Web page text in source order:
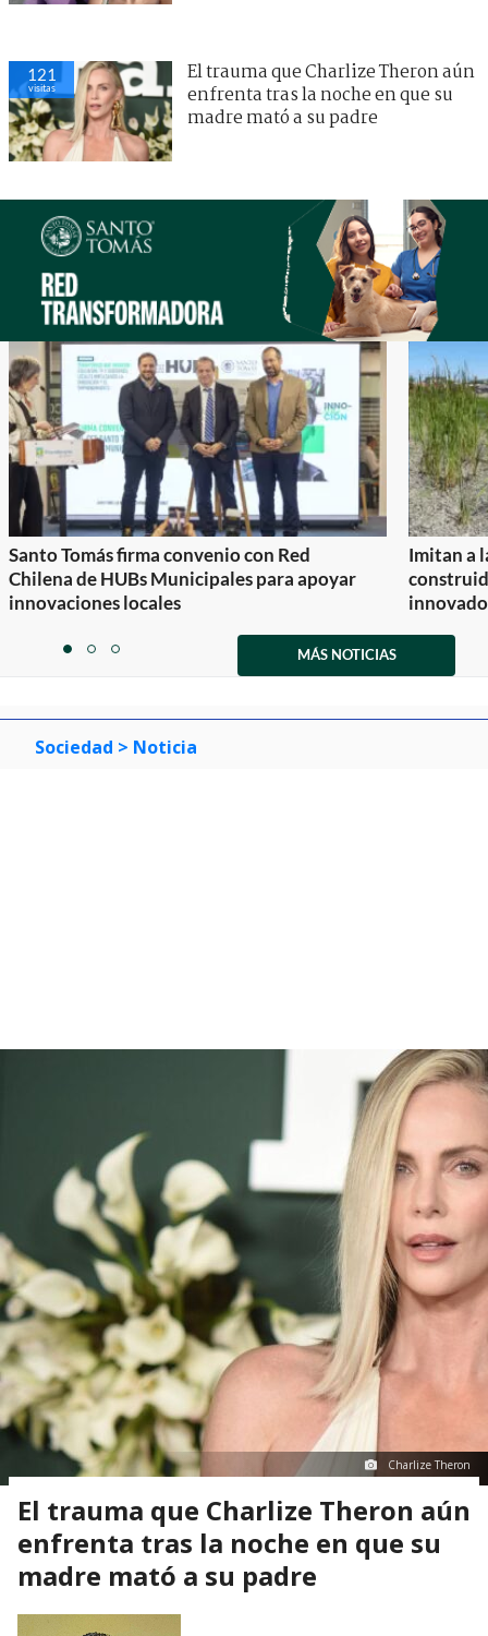
121
visitas
El trauma que Charlize Theron aún
enfrenta tras la noche en que su
madre mató a su padre
Santo Tomás firma convenio con Red
Chilena de HUBs Municipales para apoyar
innovaciones locales
Imitan a
itemitemitem
MÁS NOTICIAS
Sociedad > Noticia
Charlize Theron
El trauma que Charlize Theron aún
enfrenta tras la noche en que su
madre mató a su padre